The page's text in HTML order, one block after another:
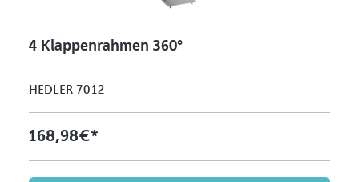
4 Klappenrahmen 360°
HEDLER 7012
168,98 €*